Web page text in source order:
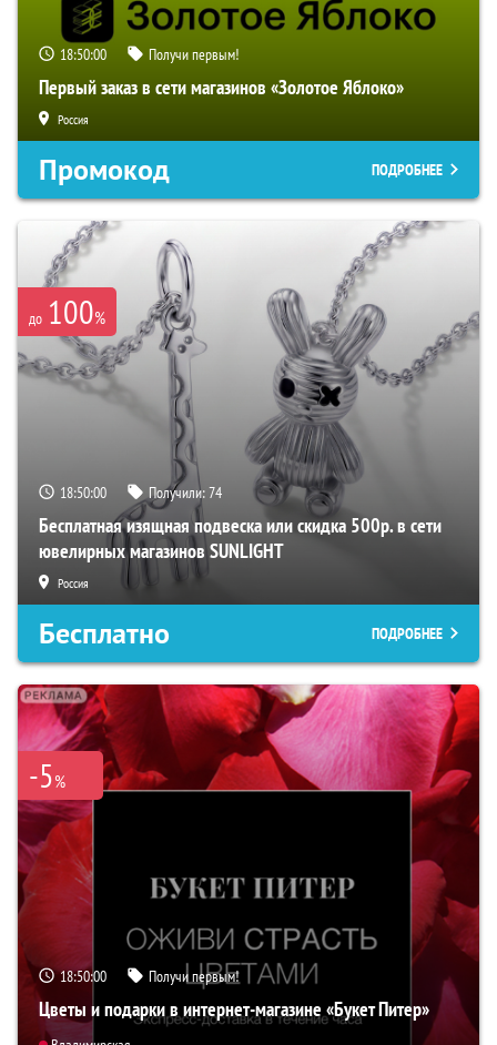
18:49:59 Получи первым!
Первый заказ в сети магазинов «Золотое Яблоко»
Россия
Промокод ПОДРОБНЕЕ
до 100%
18:49:59 Получили:74
Бесплатная изящная подвеска или скидка 500р. в сети
ювелирных магазинов SUNLIGHT
Россия
Бесплатно ПОДРОБНЕЕ
-5%
18:49:59 Получи первым!
Цветы и подарки в интернет-магазине «Букет Питер»